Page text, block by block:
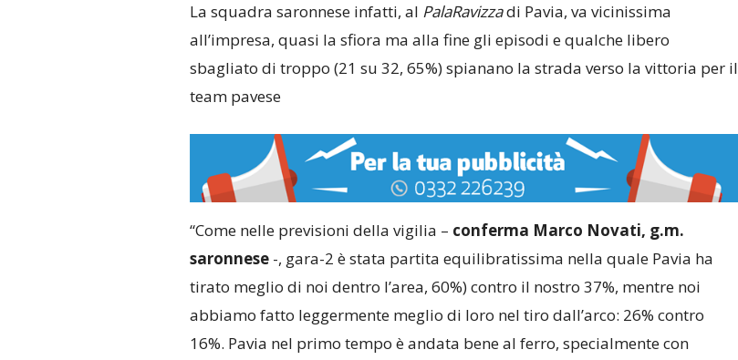
La squadra saronnese infatti, al PalaRavizzadi Pavia, va vicinissima
all’impresa, quasi la sfiora ma alla fine gli episodi e qualche libero
sbagliato di troppo (21 su 32, 65%) spianano la strada verso la vittoria per il
team pavese
“Come nelle previsioni della vigilia – conferma Marco Novati, g.m.
saronnese -, gara-2 è stata partita equilibratissima nella quale Pavia ha
tirato meglio di noi dentro l’area, 60%) contro il nostro 37%, mentre noi
abbiamo fatto leggermente meglio di loro nel tiro dall’arco: 26% contro
16%. Pavia nel primo tempo è andata bene al ferro, specialmente con